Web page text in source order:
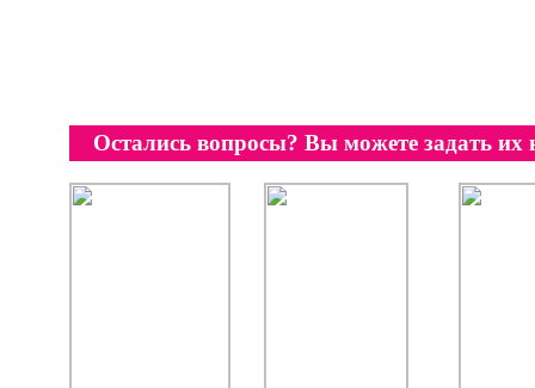
Остались вопросы? Вы можете задать